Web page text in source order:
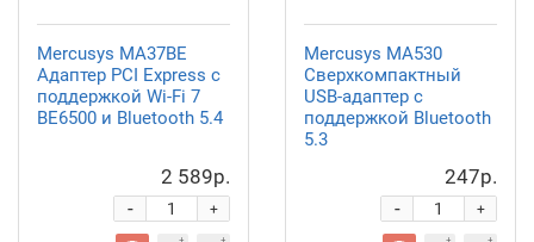
Mercusys MA37BE
Адаптер PCI Express с
поддержкой Wi-Fi 7
BE6500 и Bluetooth 5.4
2 589р.
+
-
Mercusys MA530
Сверхкомпактный
USB-адаптер с
поддержкой Bluetooth
5.3
247р.
+
-